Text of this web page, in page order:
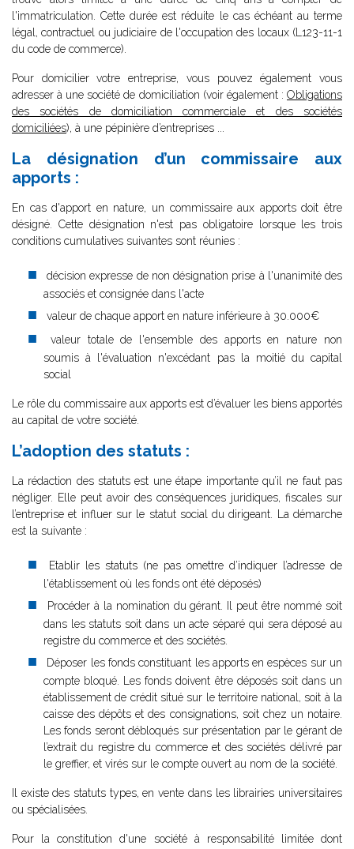
l'immatriculation. Cette durée est réduite le cas échéant au terme
légal, contractuel ou judiciaire de l'occupation des locaux (L123-11-1
du code de commerce).
Pour domicilier votre entreprise, vous pouvez également vous
adresser à une société de domiciliation (voir également : Obligations
des sociétés de domiciliation commerciale et des sociétés
domiciliées), à une pépinière d’entreprises ...
La désignation d’un commissaire aux
apports :
En cas d'apport en nature, un commissaire aux apports doit être
désigné. Cette désignation n'est pas obligatoire lorsque les trois
conditions cumulatives suivantes sont réunies :
décision expresse de non désignation prise à l'unanimité des
associés et consignée dans l'acte
valeur de chaque apport en nature inférieure à 30.000€
valeur totale de l'ensemble des apports en nature non
soumis à l'évaluation n'excédant pas la moitié du capital
social
Le rôle du commissaire aux apports est d’évaluer les biens apportés
au capital de votre société.
L’adoption des statuts :
La rédaction des statuts est une étape importante qu’il ne faut pas
négliger. Elle peut avoir des conséquences juridiques, fiscales sur
l’entreprise et influer sur le statut social du dirigeant. La démarche
est la suivante :
Etablir les statuts (ne pas omettre d’indiquer l’adresse de
l'établissement où les fonds ont été déposés)
Procéder à la nomination du gérant. Il peut être nommé soit
dans les statuts soit dans un acte séparé qui sera déposé au
registre du commerce et des sociétés.
Déposer les fonds constituant les apports en espèces sur un
compte bloqué. Les fonds doivent être déposés soit dans un
établissement de crédit situé sur le territoire national, soit à la
caisse des dépôts et des consignations, soit chez un notaire.
Les fonds seront débloqués sur présentation par le gérant de
l’extrait du registre du commerce et des sociétés délivré par
le greffier, et virés sur le compte ouvert au nom de la société.
Il existe des statuts types, en vente dans les librairies universitaires
ou spécialisées.
Pour la constitution d'une société à responsabilité limitée dont